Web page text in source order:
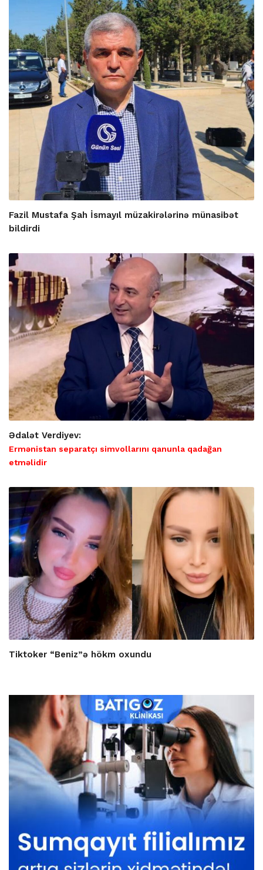
Fazil Mustafa Şah İsmayıl müzakirələrinə münasibət
bildirdi
Ədalət Verdiyev:
Ermənistan separatçı simvollarını qanunla qadağan
etməlidir
Tiktoker “Beniz”ə hökm oxundu